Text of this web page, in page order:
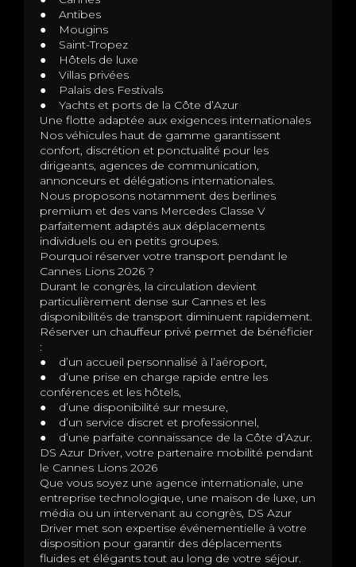
● Antibes
● Mougins
● Saint-Tropez
● Hôtels de luxe
● Villas privées
● Palais des Festivals
● Yachts et ports de la Côte d’Azur
Une flotte adaptée aux exigences internationales
Nos véhicules haut de gamme garantissent
confort, discrétion et ponctualité pour les
dirigeants, agences de communication,
annonceurs et délégations internationales.
Nous proposons notamment des berlines
premium et des vans Mercedes Classe V
parfaitement adaptés aux déplacements
individuels ou en petits groupes.
Pourquoi réserver votre transport pendant le
Cannes Lions 2026 ?
Durant le congrès, la circulation devient
particulièrement dense sur Cannes et les
disponibilités de transport diminuent rapidement.
Réserver un chauffeur privé permet de bénéficier
:
● d’un accueil personnalisé à l’aéroport,
● d’une prise en charge rapide entre les
conférences et les hôtels,
● d’une disponibilité sur mesure,
● d’un service discret et professionnel,
● d’une parfaite connaissance de la Côte d’Azur.
DS Azur Driver, votre partenaire mobilité pendant
le Cannes Lions 2026
Que vous soyez une agence internationale, une
entreprise technologique, une maison de luxe, un
média ou un intervenant au congrès, DS Azur
Driver met son expertise événementielle à votre
disposition pour garantir des déplacements
fluides et élégants tout au long de votre séjour.